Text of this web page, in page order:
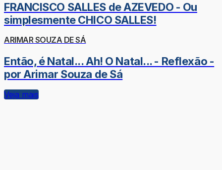
FRANCISCO SALLES de AZEVEDO - Ou
simplesmente CHICO SALLES!
ARIMAR SOUZA DE SÁ
Então, é Natal... Ah! O Natal... - Reflexão -
por Arimar Souza de Sá
Veja mais